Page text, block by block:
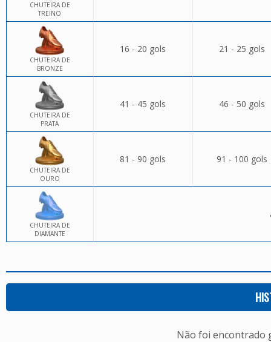
CHUTEIRA DE
TREINO
CHUTEIRA DE
BRONZE
16 - 20 gols 21 - 25 gols
CHUTEIRA DE
PRATA
41 - 45 gols 46 - 50 gols
CHUTEIRA DE
OURO
81 - 90 gols 91 - 100 gols
CHUTEIRA DE
DIAMANTE
Não foi encontrado